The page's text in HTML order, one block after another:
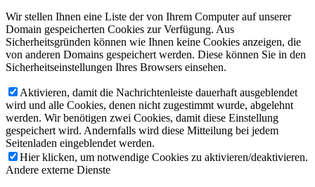
Wir stellen Ihnen eine Liste der von Ihrem Computer auf unserer
Domain gespeicherten Cookies zur Verfügung. Aus
Sicherheitsgründen können wie Ihnen keine Cookies anzeigen, die
von anderen Domains gespeichert werden. Diese können Sie in den
Sicherheitseinstellungen Ihres Browsers einsehen.
Aktivieren, damit die Nachrichtenleiste dauerhaft ausgeblendet
wird und alle Cookies, denen nicht zugestimmt wurde, abgelehnt
werden. Wir benötigen zwei Cookies, damit diese Einstellung
gespeichert wird. Andernfalls wird diese Mitteilung bei jedem
Seitenladen eingeblendet werden.
Hier klicken, um notwendige Cookies zu aktivieren/deaktivieren.
Andere externe Dienste